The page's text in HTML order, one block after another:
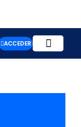
ACCEDER